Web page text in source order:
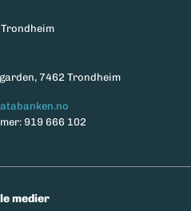
7462 Trondheim
919 666 102
medier